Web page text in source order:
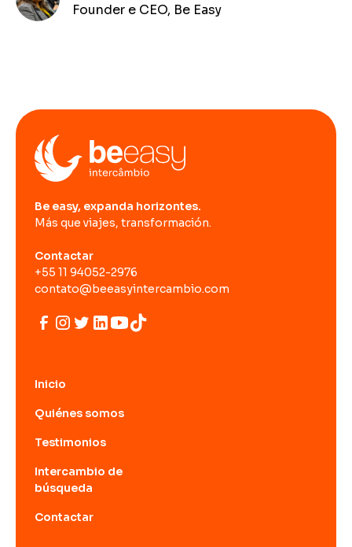
Founder e CEO, Be Easy
Be easy, expanda horizontes.
Más que viajes, transformación.
Contactar
+55 11 94052-2976
contato@beeasyintercambio.com
Inicio
Quiénes somos
Testimonios
Intercambio de
búsqueda
Contactar